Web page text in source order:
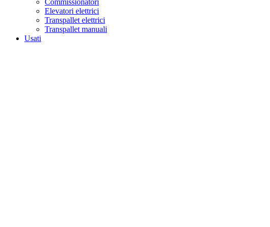
Commissionatori
Elevatori elettrici
Transpallet elettrici
Transpallet manuali
Usati